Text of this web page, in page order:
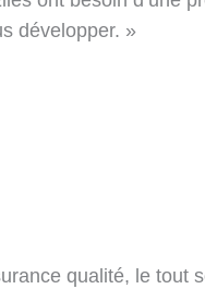
développer. »
qualité, le tout